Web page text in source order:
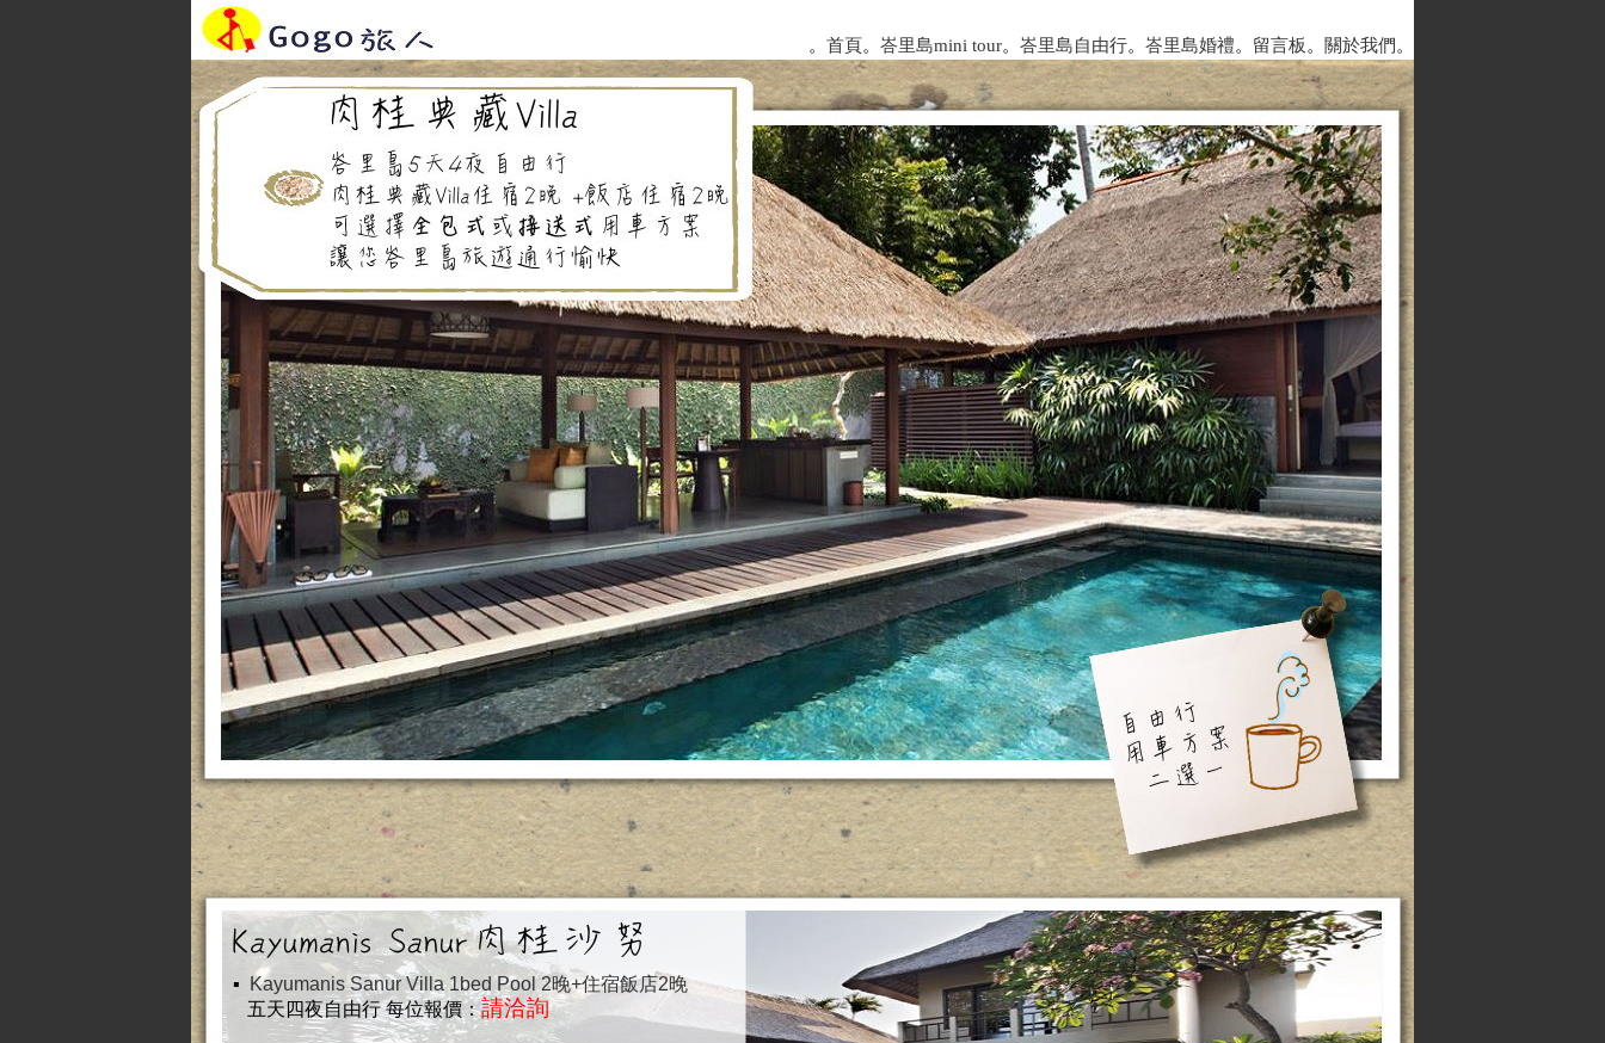
。 首頁。 峇里島mini tour。 峇里島自由行。 峇里島婚禮。 留言板 。 關於我們 。
▪
Kayumanis Sanur Villa 1bed Pool 2晚+住宿飯店2晚
五天四夜自由行每位報價：請洽詢